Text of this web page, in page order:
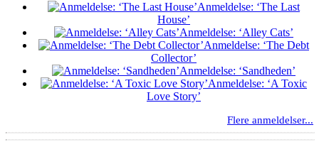
Anmeldelse: ‘The Last
House’
Anmeldelse: ‘Alley Cats’
Anmeldelse: ‘The Debt
Collector’
Anmeldelse: ‘Sandheden’
Anmeldelse: ‘A Toxic
Love Story’
Flere anmeldelser...